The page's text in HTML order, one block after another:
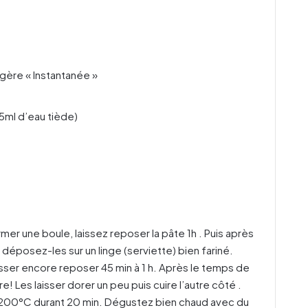
« Instantanée »
d’eau tiède)
une boule, laissez reposer la pâte 1h . Puis après
les sur un linge (serviette) bien fariné.
encore reposer 45 min à 1 h. Après le temps de
Les laisser dorer un peu puis cuire l’autre côté .
durant 20 min. Dégustez bien chaud avec du